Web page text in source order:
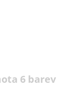
6 barev